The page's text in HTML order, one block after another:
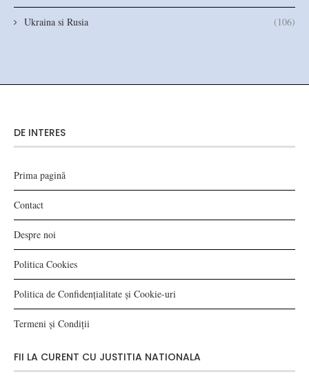
Ukraina si Rusia (106)
DE INTERES
Prima pagină
Contact
Despre noi
Politica Cookies
Politica de Confidențialitate și Cookie-uri
Termeni și Condiții
FII LA CURENT CU JUSTITIA NATIONALA